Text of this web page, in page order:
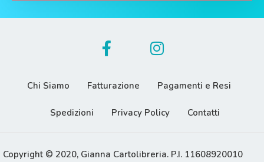
Chi Siamo Fatturazione Pagamenti e Resi
Spedizioni Privacy Policy Contatti
Copyright © 2020, Gianna Cartolibreria. P.I. 11608920010